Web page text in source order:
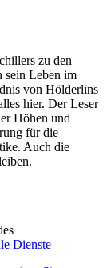
zu den
sein Leben im
von Hölderlins
hier. Der Leser
Höhen und
für die
Auch die
Dienste